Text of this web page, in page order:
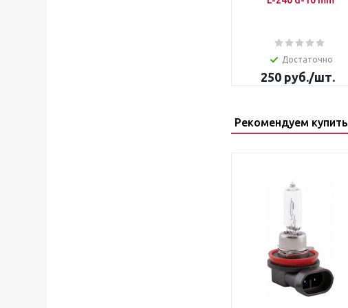
Достаточно
250 руб./шт.
Рекомендуем купить